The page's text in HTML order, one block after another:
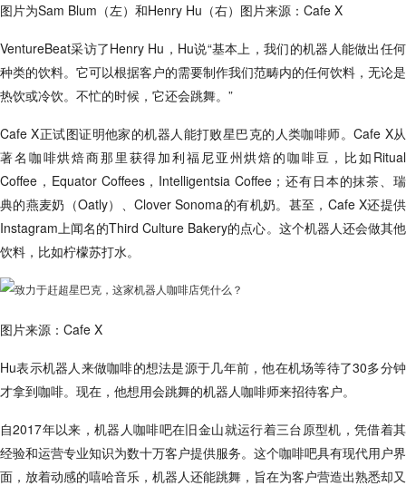
图片为Sam Blum（左）和Henry Hu（右）图片来源：Cafe X
VentureBeat采访了Henry Hu，Hu说“基本上，我们的机器人能做出任何
种类的饮料。它可以根据客户的需要制作我们范畴内的任何饮料，无论是
热饮或冷饮。不忙的时候，它还会跳舞。”
Cafe X正试图证明他家的机器人能打败星巴克的人类咖啡师。Cafe X从
著名咖啡烘焙商那里获得加利福尼亚州烘焙的咖啡豆，比如Ritual
Coffee，Equator Coffees，Intelligentsia Coffee；还有日本的抹茶、瑞
典的燕麦奶（Oatly）、Clover Sonoma的有机奶。甚至，Cafe X还提供
Instagram上闻名的Third Culture Bakery的点心。这个机器人还会做其他
饮料，比如柠檬苏打水。
图片来源：Cafe X
Hu表示机器人来做咖啡的想法是源于几年前，他在机场等待了30多分钟
才拿到咖啡。现在，他想用会跳舞的机器人咖啡师来招待客户。
自2017年以来，机器人咖啡吧在旧金山就运行着三台原型机，凭借着其
经验和运营专业知识为数十万客户提供服务。这个咖啡吧具有现代用户界
面，放着动感的嘻哈音乐，机器人还能跳舞，旨在为客户营造出熟悉却又